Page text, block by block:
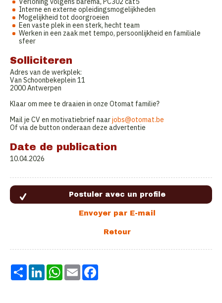
Interne en externe opleidingsmogelijkheden
Mogelijkheid tot doorgroeien
Een vaste plek in een sterk, hecht team
Werken in een zaak met tempo, persoonlijkheid en familiale
sfeer
Solliciteren
Adres van de werkplek:
Van Schoonbekeplein 11
2000 Antwerpen
Klaar om mee te draaien in onze Otomat familie?
Mail je CV en motivatiebrief naarjobs@otomat.be
Of via de button onderaan deze advertentie
Date de publication
10.04.2026
Share LinkedInWhatsApp
Email